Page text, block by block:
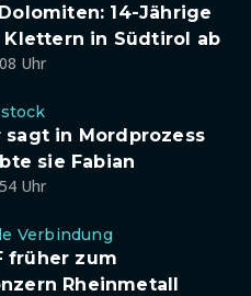
14-Jährige
in Südtirol ab
Uhr
sagt in Mordprozess
sie Fabian
Uhr
Verbindung
früher zum
Rheinmetall